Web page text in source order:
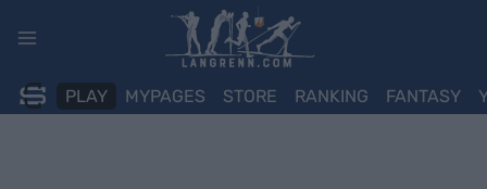
PLAY MYPAGES STORE RANKING FANTASY